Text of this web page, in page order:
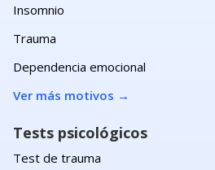
Insomnio
Trauma
Dependencia emocional
Ver más motivos →
Tests psicológicos
Test de trauma